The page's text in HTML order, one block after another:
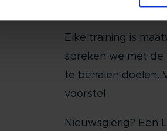
binnen de
Elke training is
spreken we met de
te behalen doelen.
voorstel.
Nieuwsgierig? Een